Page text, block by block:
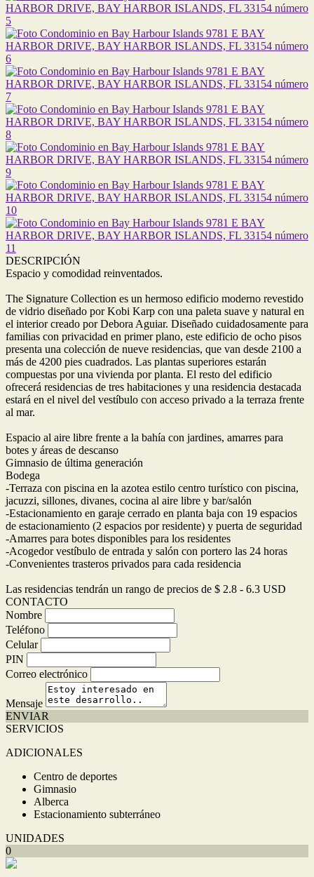
DESCRIPCIÓN
Espacio y comodidad reinventados.
The Signature Collection es un hermoso edificio moderno revestido
de vidrio diseñado por Kobi Karp con una paleta suave y natural en
el interior creado por Debora Aguiar. Diseñado cuidadosamente para
familias con privacidad en primer plano, este edificio de ocho pisos
presenta una colección de nueve residencias, que van desde 2100 a
más de 4200 pies cuadrados. Las plantas superiores estarán
compuestas por una vivienda por planta. El resto del edificio
ofrecerá residencias de tres habitaciones y una residencia destacada
estará en el nivel del vestíbulo con acceso privado a la terraza frente
al mar.
Espacio al aire libre frente a la bahía con jardines, amarres para
botes y áreas de descanso
Gimnasio de última generación
Bodega
-Terraza con piscina en la azotea estilo centro turístico con piscina,
jacuzzi, sillones, divanes, cocina al aire libre y bar/salón
-Estacionamiento en garaje cerrado en planta baja con 19 espacios
de estacionamiento (2 espacios por residente) y puerta de seguridad
-Amarres para botes disponibles para los residentes
-Acogedor vestíbulo de entrada y salón con portero las 24 horas
-Convenientes trasteros privados para cada residencia
Las residencias tendrán un rango de precios de $ 2.8 - 6.3 USD
CONTACTO
Nombre
Teléfono
Celular
PIN
Correo electrónico
Mensaje
ENVIAR
SERVICIOS
ADICIONALES
Centro de deportes
Gimnasio
Alberca
Estacionamiento subterráneo
UNIDADES
0